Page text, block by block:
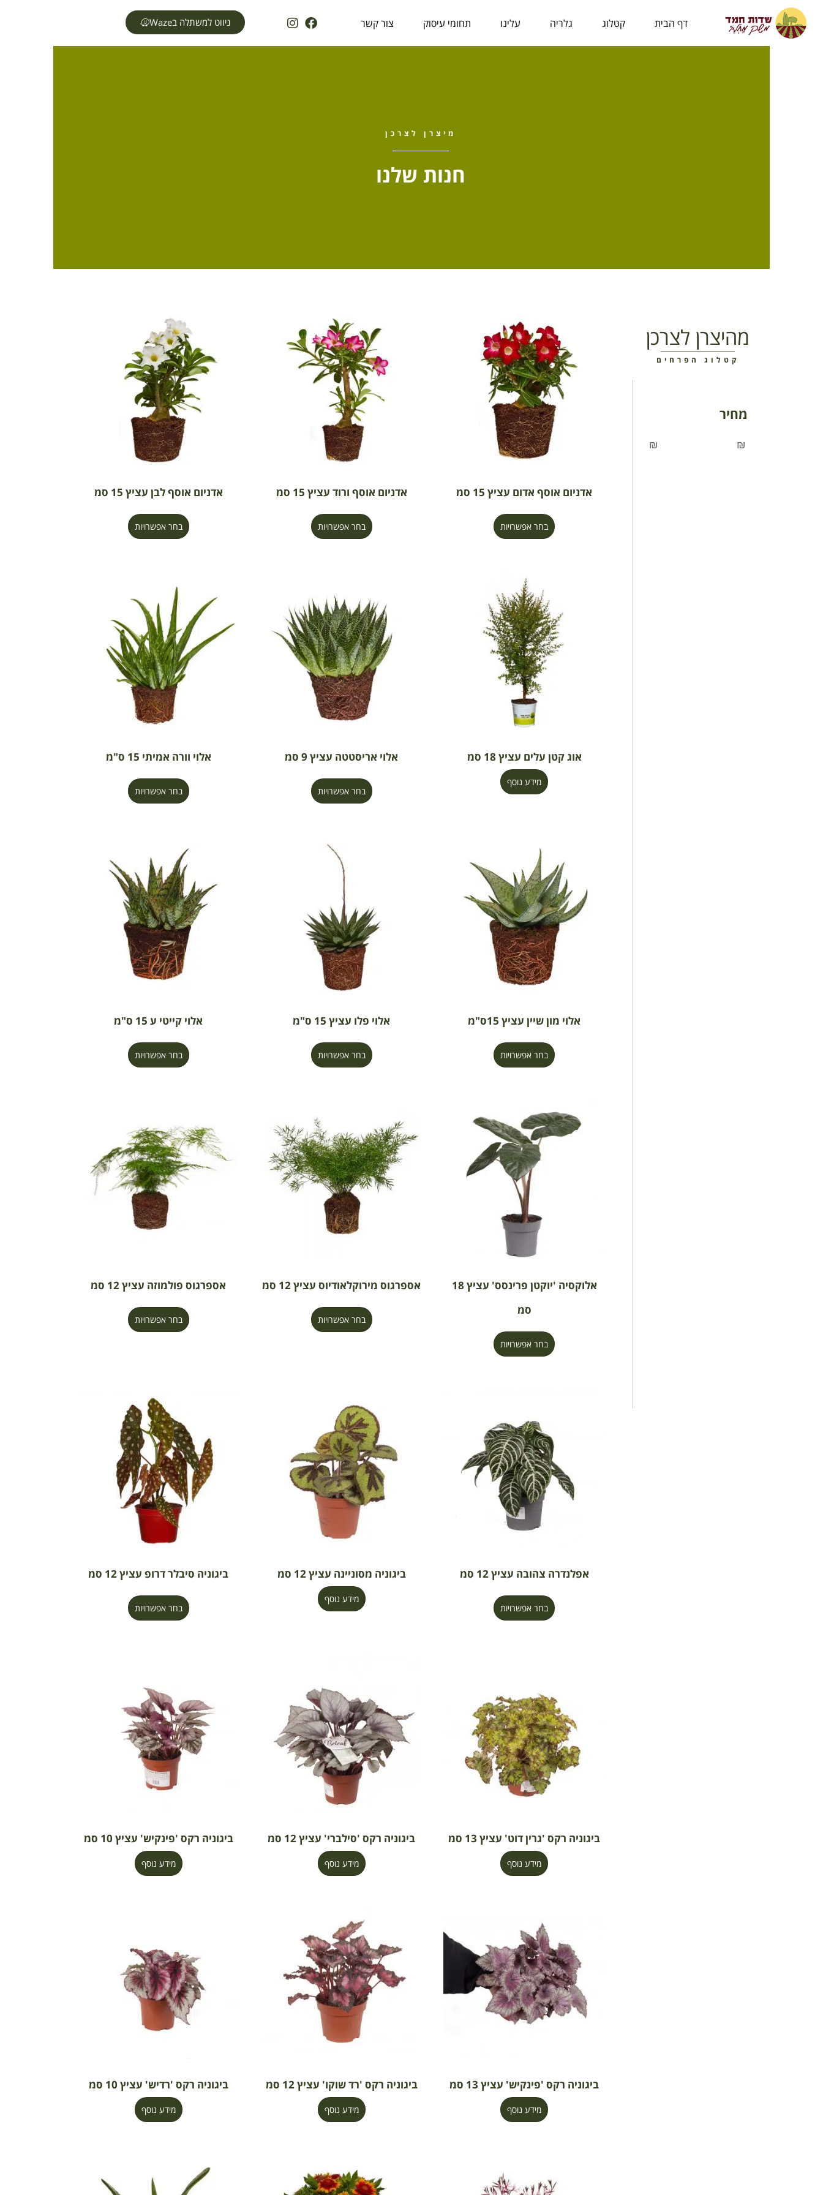
לתוכן
דף הבית קטלוג גלריה עלינו תחומי עיסוק צור קשר ניווט למשתלה בWaze
מיצרן לצרכן
חנות שלנו
מהיצרן לצרכן
קטלוג הפרחים
מחיר
₪ ₪
אדניום אוסף אדום עציץ 15 סמ
בחר אפשרויות
אדניום אוסף ורוד עציץ 15 סמ
בחר אפשרויות
אדניום אוסף לבן עציץ 15 סמ
בחר אפשרויות
אוג קטן עלים עציץ 18 סמ
מידע נוסף
אלוי אריסטטה עציץ 9 סמ
בחר אפשרויות
אלוי וורה אמיתי 15 ס"מ
בחר אפשרויות
אלוי מון שיין עציץ 15ס"מ
בחר אפשרויות
אלוי פלו עציץ 15 ס"מ
בחר אפשרויות
אלוי קייטי ע 15 ס"מ
בחר אפשרויות
אלוקסיה 'יוקטן פרינסס' עציץ 18
סמ
בחר אפשרויות
אספרגוס מירוקלאודיוס עציץ 12 סמ
בחר אפשרויות
אספרגוס פולמוזה עציץ 12 סמ
בחר אפשרויות
אפלנדרה צהובה עציץ 12 סמ
בחר אפשרויות
ביגוניה מסוניינה עציץ 12 סמ
מידע נוסף
ביגוניה סיבלר דרופ עציץ 12 סמ
בחר אפשרויות
ביגוניה רקס 'גרין דוט' עציץ 13 סמ
מידע נוסף
ביגוניה רקס 'סילברי' עציץ 12 סמ
מידע נוסף
ביגוניה רקס 'פינקיש' עציץ 10 סמ
מידע נוסף
ביגוניה רקס 'פינקיש' עציץ 13 סמ
מידע נוסף
ביגוניה רקס 'רד שוקו' עציץ 12 סמ
מידע נוסף
ביגוניה רקס 'רדיש' עציץ 10 סמ
מידע נוסף